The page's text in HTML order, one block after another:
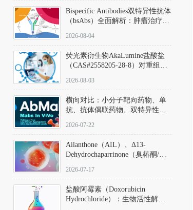
Bispecific Antibodies双特异性抗体
（bsAbs）全面解析：肿瘤治疗的
2026-08-04
荧光素衍生物AkaLumine盐酸盐
（CAS#2558205-28-8）对重组萤
数（Km）为2.06 μM；其近红外
发光特性赋予优异的组织穿透能
力，大幅增强成像信噪比，从而
实现活体动物模型中极低给药剂
量下的高灵敏度、非侵入式生物
2026-08-03
横向对比：小分子靶向药物、单
抗、抗体偶联药物、双特异性抗
及应用瓶颈
2026-07-22
Ailanthone（AIL）、Δ13-
Dehydrochaparrinone（臭椿酮/臭
DKM货号 D806885
2026-07-17
盐酸阿霉素（Doxorubicin
Hydrochloride）：生物活性解